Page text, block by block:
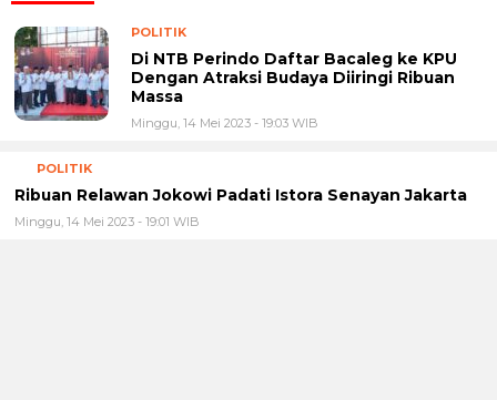
POLITIK
Di NTB Perindo Daftar Bacaleg ke KPU
Dengan Atraksi Budaya Diiringi Ribuan
Massa
Minggu, 14 Mei 2023 - 19:03 WIB
POLITIK
Ribuan Relawan Jokowi Padati Istora Senayan Jakarta
Minggu, 14 Mei 2023 - 19:01 WIB